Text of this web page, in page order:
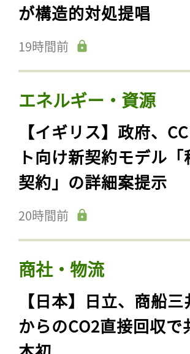
が構造的対処提唱
19時間前
エネルギー・資源
【イギリス】政府、
ト向け新契約モデル
契約」の詳細案提示
20時間前
商社・物流
【日本】日立、商船
からのCO2直接回収